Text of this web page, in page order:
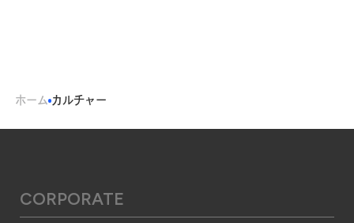
ホーム カルチャー
CORPORATE